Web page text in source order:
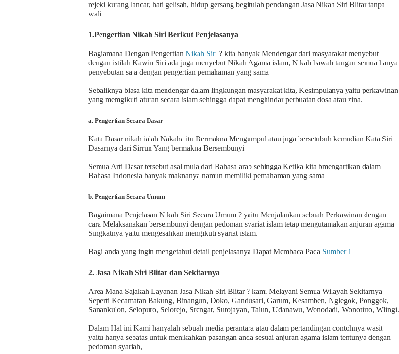
rejeki kurang lancar, hati gelisah, hidup gersang begitulah pendangan Jasa Nikah Siri Blitar tanpa
wali
1.Pengertian Nikah Siri Berikut Penjelasanya
Bagiamana Dengan Pengertian Nikah Siri ? kita banyak Mendengar dari masyarakat menyebut
dengan istilah Kawin Siri ada juga menyebut Nikah Agama islam, Nikah bawah tangan semua hanya
penyebutan saja dengan pengertian pemahaman yang sama
Sebaliknya biasa kita mendengar dalam lingkungan masyarakat kita, Kesimpulanya yaitu perkawinan
yang memgikuti aturan secara islam sehingga dapat menghindar perbuatan dosa atau zina.
a. Pengertian Secara Dasar
Kata Dasar nikah ialah Nakaha itu Bermakna Mengumpul atau juga bersetubuh kemudian Kata Siri
Dasarnya dari Sirrun Yang bermakna Bersembunyi
Semua Arti Dasar tersebut asal mula dari Bahasa arab sehingga Ketika kita bmengartikan dalam
Bahasa Indonesia banyak maknanya namun memiliki pemahaman yang sama
b. Pengertian Secara Umum
Bagaimana Penjelasan Nikah Siri Secara Umum ? yaitu Menjalankan sebuah Perkawinan dengan
cara Melaksanakan bersembunyi dengan pedoman syariat islam tetap mengutamakan anjuran agama
Singkatnya yaitu mengesahkan mengikuti syariat islam.
Bagi anda yang ingin mengetahui detail penjelasanya Dapat Membaca Pada Sumber 1
2. Jasa Nikah Siri Blitar dan Sekitarnya
Area Mana Sajakah Layanan Jasa Nikah Siri Blitar ? kami Melayani Semua Wilayah Sekitarnya
Seperti Kecamatan Bakung, Binangun, Doko, Gandusari, Garum, Kesamben, Nglegok, Ponggok,
Sanankulon, Selopuro, Selorejo, Srengat, Sutojayan, Talun, Udanawu, Wonodadi, Wonotirto, Wlingi.
Dalam Hal ini Kami hanyalah sebuah media perantara atau dalam pertandingan contohnya wasit
yaitu hanya sebatas untuk menikahkan pasangan anda sesuai anjuran agama islam tentunya dengan
pedoman syariah,